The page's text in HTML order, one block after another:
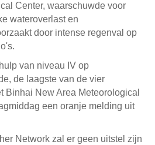
Center, waarschuwde voor
wateroverlast en
door intense regenval op
van niveau IV op
de laagste van de vier
Binhai New Area Meteorological
een oranje melding uit
Network zal er geen uitstel zijn